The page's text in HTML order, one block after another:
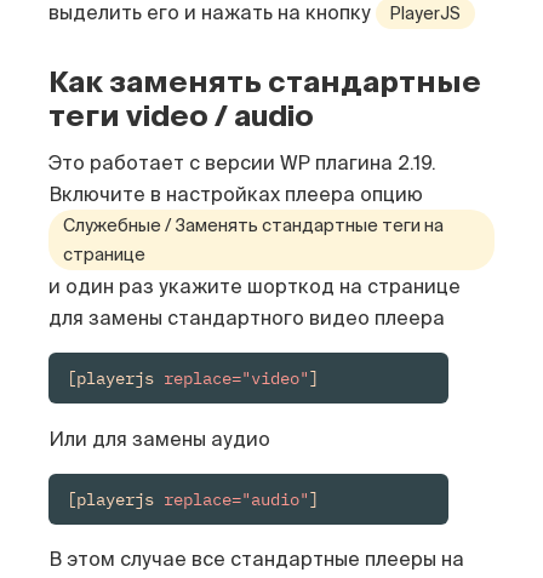
выделить его и нажать на кнопку
PlayerJS
Как заменять стандартные
теги video / audio
Это работает с версии WP плагина 2.19.
Включите в настройках плеера опцию
Служебные / Заменять стандартные теги на
странице
и один раз укажите шорткод на странице
для замены стандартного видео плеера
[playerjs replace="video"]
Или для замены аудио
[playerjs replace="audio"]
В этом случае все стандартные плееры на